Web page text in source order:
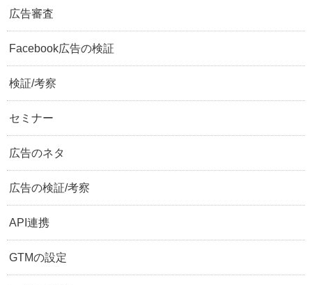
広告審査
Facebook広告の検証
検証/考察
セミナー
広告のネタ
広告の検証/考察
API連携
GTMの設定